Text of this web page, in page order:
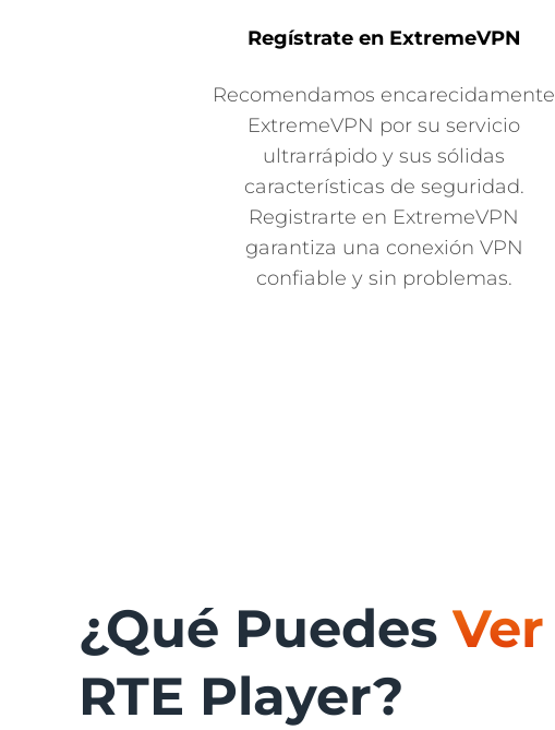
Regístrate en ExtremeVPN
Recomendamos encarecidamente
ExtremeVPN por su servicio
ultrarrápido y sus sólidas
características de seguridad.
Registrarte en ExtremeVPN
garantiza una conexión VPN
confiable y sin problemas.
¿Qué Puedes Ver
RTE Player?